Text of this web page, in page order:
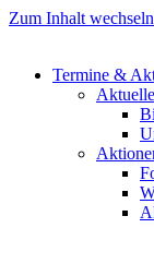
Zum Inhalt wechseln
Termine &